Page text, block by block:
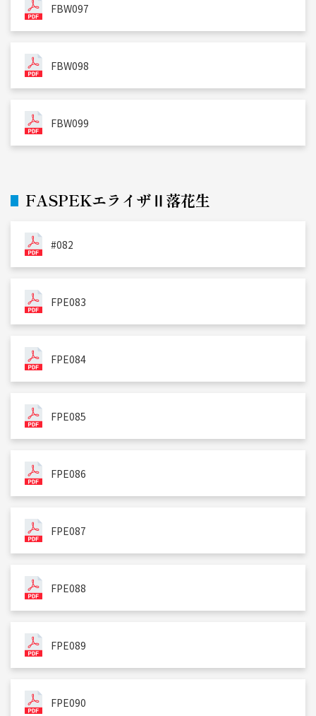
FBW097
FBW098
FBW099
FASPEKエライザⅡ落花生
#082
FPE083
FPE084
FPE085
FPE086
FPE087
FPE088
FPE089
FPE090